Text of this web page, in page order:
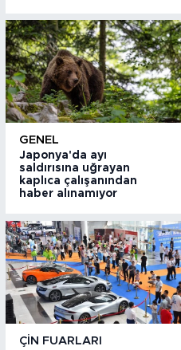
GENEL
Japonya'da ayı
saldırısına uğrayan
kaplıca çalışanından
haber alınamıyor
ÇIN FUARLARI